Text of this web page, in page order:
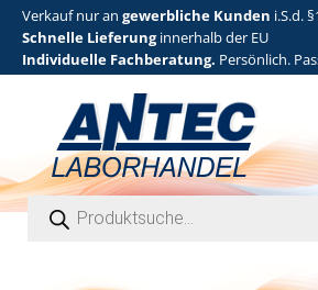
Verkauf nur an gewerbliche Kunden i.S.d.
Schnelle Lieferunginnerhalb der EU
Individuelle Fachberatung. Persönlich.
Products search